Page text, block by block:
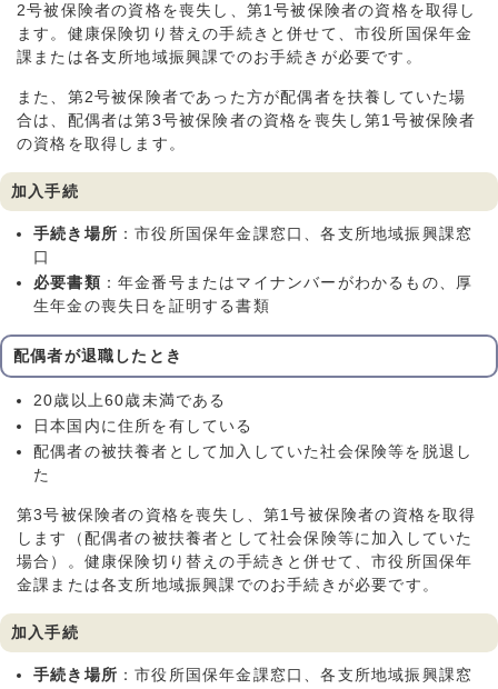
2号被保険者の資格を喪失し、第1号被保険者の資格を取得し
ます。健康保険切り替えの手続きと併せて、市役所国保年金
課または各支所地域振興課でのお手続きが必要です。
また、第2号被保険者であった方が配偶者を扶養していた場
合は、配偶者は第3号被保険者の資格を喪失し第1号被保険者
の資格を取得します。
加入手続
手続き場所 ：市役所国保年金課窓口、各支所地域振興課窓
口
必要書類 ：年金番号またはマイナンバーがわかるもの、厚
生年金の喪失日を証明する書類
配偶者が退職したとき
20歳以上60歳未満である
日本国内に住所を有している
配偶者の被扶養者として加入していた社会保険等を脱退し
た
第3号被保険者の資格を喪失し、第1号被保険者の資格を取得
します（配偶者の被扶養者として社会保険等に加入していた
場合）。健康保険切り替えの手続きと併せて、市役所国保年
金課または各支所地域振興課でのお手続きが必要です。
加入手続
手続き場所 ：市役所国保年金課窓口、各支所地域振興課窓